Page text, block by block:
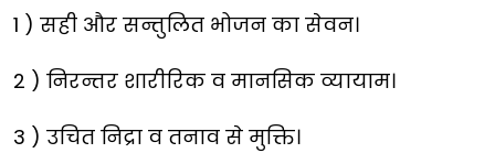
1 ) सही और सन्तुलित भोजन का सेवन।
2 ) निरन्तर शारीरिक व मानसिक व्यायाम।
3 ) उचित निद्रा व तनाव से मुक्ति।